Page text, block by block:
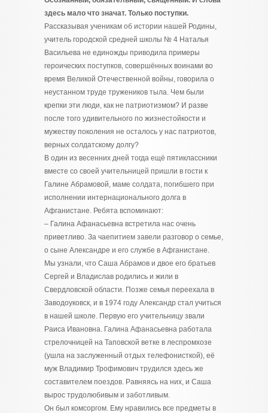
здесь мало что значат. Только поступки.
Рассказывая ученикам об истории нашей Родины,
учитель городской средней школы № 4 Наталья
Васильева не единожды приводила примеры
героических поступков, совершённых воинами во
время Великой Отечественной войны, говорила о
неустанном труде тружеников тыла. Чем были
крепки эти люди, как не патриотизмом? И разве
после того удивительного по жизнестойкости и
мужеству поколения не осталось у нас патриотов,
верных солдатскому долгу?
В один из весенних дней тогда ещё пятиклассники
вместе со своей учительницей пришли в гости к
Галине Абрамовой, маме солдата, погибшего при
исполнении интернационального долга в
Афганистане. Ребята вспоминают:
– Галина Афанасьевна встретила нас очень
приветливо. За чаепитием завели разговор о семье,
о сыне Александре и его службе в Афганистане.
Мы узнали, что Саша Абрамов и двое его братьев
Сергей и Владислав родились и жили в
Свердловской области. Позже семья переехала в
Заводоуковск, и в 1974 году Александр стал учиться
в нашей школе. Первую его учительницу звали
Раиса Ивановна. Галина Афанасьевна работала
стрелочницей на Таповской ветке в леспромхозе
(ушла на заслуженный отдых телефонисткой), её
муж Владимир Трофимович трудился здесь же
составителем поездов. Равняясь на них, и Саша
вырос трудолюбивым и заботливым.
Он был комсоргом. Ему нравились все предметы в